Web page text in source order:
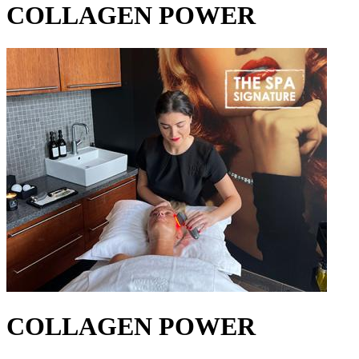
COLLAGEN POWER
COLLAGEN POWER